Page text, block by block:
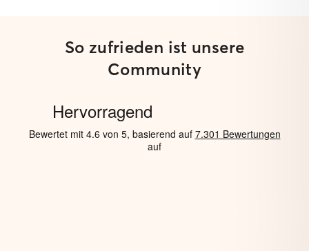
So zufrieden ist unsere
Community